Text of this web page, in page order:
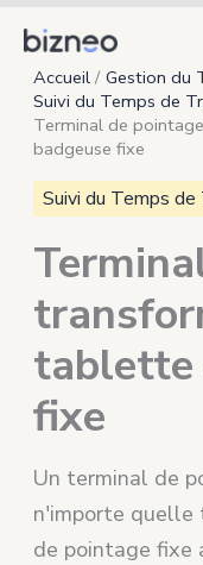
contenu
Accueil
Gestion du
Suivi du Temps de
Terminal de
badgeuse fixe
Suivi du Temps de
tablette
fixe
Un terminal de
n'importe quelle
de pointage fixe